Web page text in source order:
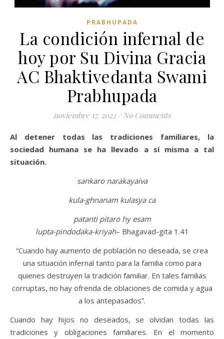
PRABHUPADA
La condición infernal de
hoy por Su Divina Gracia
AC Bhaktivedanta Swami
Prabhupada
noviembre 17, 2022 / No Comments
Al detener todas las tradiciones familiares, la
sociedad humana se ha llevado a sí misma a tal
situación.
sankaro narakayaiva
kula-ghnanam kulasya ca
patanti pitaro hy esam
lupta-pindodaka-kriyah– Bhagavad-gita 1.41
“Cuando hay aumento de población no deseada, se crea
una situación infernal tanto para la familia como para
quienes destruyen la tradición familiar. En tales familias
corruptas, no hay ofrenda de oblaciones de comida y agua
a los antepasados”.
Cuando hay hijos no deseados, se olvidan todas las
tradiciones y obligaciones familiares. En el momento